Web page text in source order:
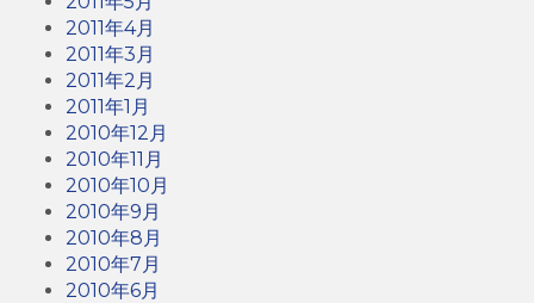
2011年4月
2011年3月
2011年2月
2011年1月
2010年12月
2010年11月
2010年10月
2010年9月
2010年8月
2010年7月
2010年6月